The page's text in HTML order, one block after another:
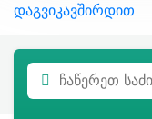
დაგვიკავშირდით